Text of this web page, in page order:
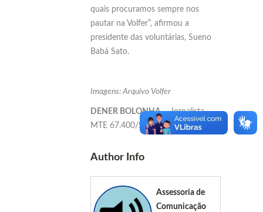
quais procuramos sempre nos
pautar na Volfer”, afirmou a
presidente das voluntárias, Sueno
Babá Sato.
Imagens: Arquivo Volfer
DENER BOLONHA– Jornalista
MTE 67.400/SP
Author Info
Assessoria de
Comunicação